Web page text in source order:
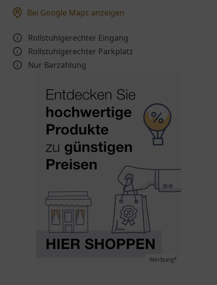
Bei Google Maps anzeigen
Rollstuhlgerechter Eingang
Rollstuhlgerechter Parkplatz
Nur Barzahlung
Werbung*